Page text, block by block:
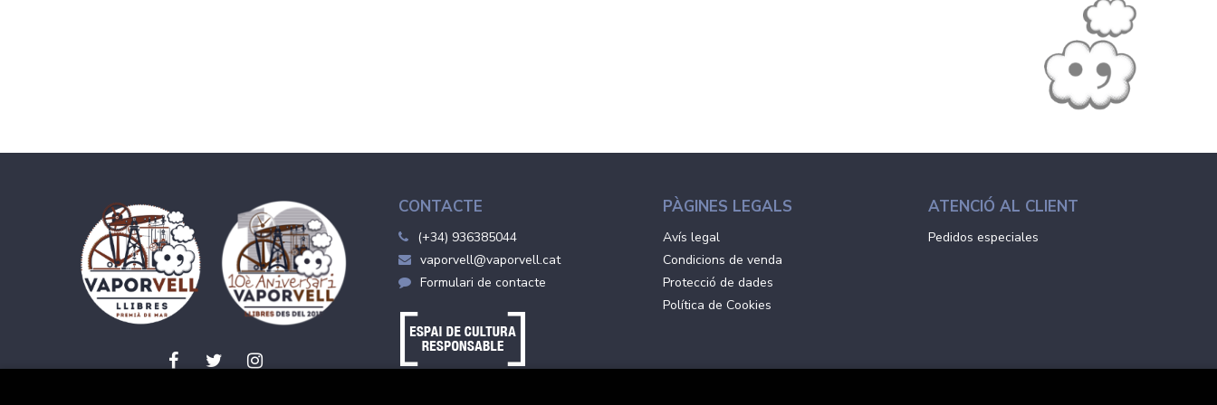
CONTACTE
(+34) 936385044
vaporvell@vaporvell.cat
Formulari de contacte
PÀGINES LEGALS
Avís legal
Condicions de venda
Protecció de dades
Política de Cookies
ATENCIÓ AL CLIENT
Pedidos especiales